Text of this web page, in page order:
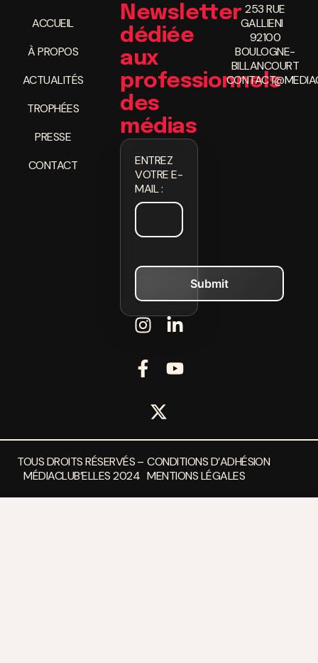
ACCUEIL
À PROPOS
ACTUALITÉS
TROPHÉES
PRESSE
CONTACT
Newsletter
dédiée
aux
professionnels
des
médias
ENTREZ
VOTRE E-
MAIL :
253 RUE
GALLIENI
92100
BOULOGNE-
BILLANCOURT
TOUS DROITS RÉSERVÉS –
MÉDIACLUB’ELLES 2024
CONDITIONS D’ADHÉSION
MENTIONS LÉGALES